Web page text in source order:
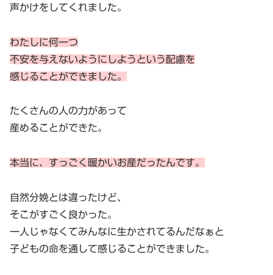
声かけをしてくれました。
わたしに何一つ
不安を与えないようにしようという配慮を
感じることができました。
たくさんの人の力があって
産めることができた。
本当に、すっごく暖かいお産だったんです。
自然分娩とは違ったけど、
そこがすごく良かった。
一人じゃなくてみんなに生かされてるんだなぁと
子どもの命を通して感じることができました。